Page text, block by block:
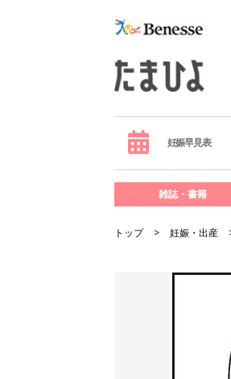
妊娠早見表
雑誌・書籍
トップ 妊娠・出産